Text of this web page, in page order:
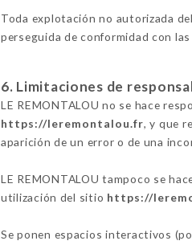
Toda explotación no autorizada
perseguida de conformidad con
6. Limitaciones de
LE REMONTALOU no se hace
https://leremontalou.fr, y que
aparición de un error o de una
LE REMONTALOU tampoco se
utilización del sitio https://
Se ponen espacios interactivos